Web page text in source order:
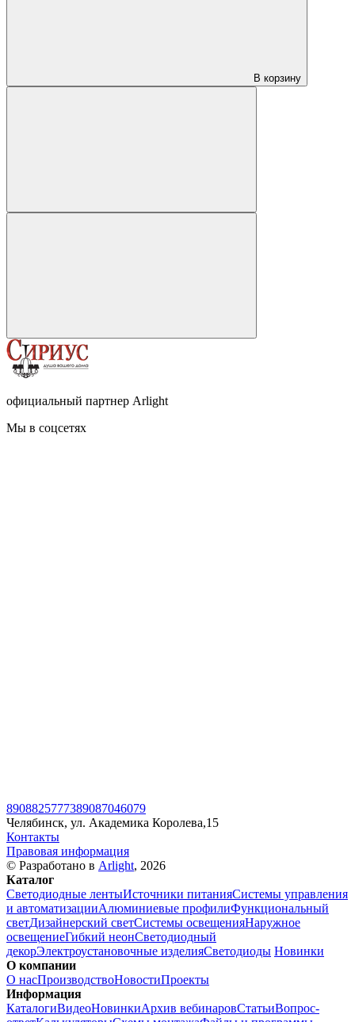
В корзину
официальный партнер Arlight
Мы в соцсетях
8908825777389087046079
Челябинск, ул. Академика Королева,15
Контакты
Правовая информация
© Разработано в Arlight, 2026
Каталог
Светодиодные лентыИсточники питанияСистемы управления
и автоматизацииАлюминиевые профилиФункциональный
светДизайнерский светСистемы освещенияНаружное
освещениеГибкий неонСветодиодный
декорЭлектроустановочные изделияСветодиоды Новинки
О компании
О насПроизводствоНовостиПроекты
Информация
КаталогиВидеоНовинкиАрхив вебинаровСтатьиВопрос-